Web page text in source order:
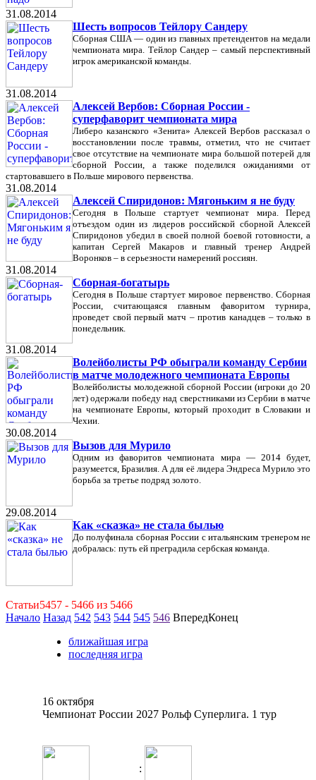
31.08.2014
Шесть вопросов Тейлору Сандеру
Сборная США — один из главных претендентов на медали
чемпионата мира. Тейлор Сандер – самый перспективный
игрок американской команды.
31.08.2014
Алексей Вербов: Сборная России -
суперфаворит чемпионата мира
Либеро казанского «Зенита» Алексей Вербов рассказал о
восстановлении после травмы, отметил, что не считает
свое отсутствие на чемпионате мира большой потерей для
сборной России, а также поделился ожиданиями от
стартовавшего в Польше мирового первенства.
31.08.2014
Алексей Спиридонов: Мягоньким я не буду
Сегодня в Польше стартует чемпионат мира. Перед
отъездом один из лидеров российской сборной Алексей
Спиридонов убедил в своей полной боевой готовности, а
капитан Сергей Макаров и главный тренер Андрей
Воронков – в серьезности намерений россиян.
31.08.2014
Сборная-богатырь
Сегодня в Польше стартует мировое первенство. Сборная
России, считающаяся главным фаворитом турнира,
проведет свой первый матч – против канадцев – только в
понедельник.
31.08.2014
Волейболисты РФ обыграли команду Сербии
в матче молодежного чемпионата Европы
Волейболисты молодежной сборной России (игроки до 20
лет) одержали победу над сверстниками из Сербии в матче
на чемпионате Европы, который проходит в Словакии и
Чехии.
30.08.2014
Вызов для Мурило
Одним из фаворитов чемпионата мира — 2014 будет,
разумеется, Бразилия. А для её лидера Эндреса Мурило это
борьба за третье подряд золото.
29.08.2014
Как «сказка» не стала былью
До полуфинала сборная России с итальянским тренером не
добралась: путь ей преградила сербская команда.
Статьи5457 - 5466 из 5466
Начало Назад 542 543 544 545 546 ВпередКонец
ближайшая игра
последняя игра
16 октября
Чемпионат России 2027 Рольф Суперлига. 1 тур
: